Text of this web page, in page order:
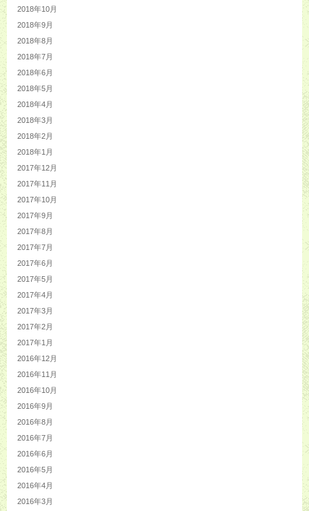
2018年10月
2018年9月
2018年8月
2018年7月
2018年6月
2018年5月
2018年4月
2018年3月
2018年2月
2018年1月
2017年12月
2017年11月
2017年10月
2017年9月
2017年8月
2017年7月
2017年6月
2017年5月
2017年4月
2017年3月
2017年2月
2017年1月
2016年12月
2016年11月
2016年10月
2016年9月
2016年8月
2016年7月
2016年6月
2016年5月
2016年4月
2016年3月